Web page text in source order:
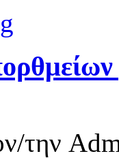
την